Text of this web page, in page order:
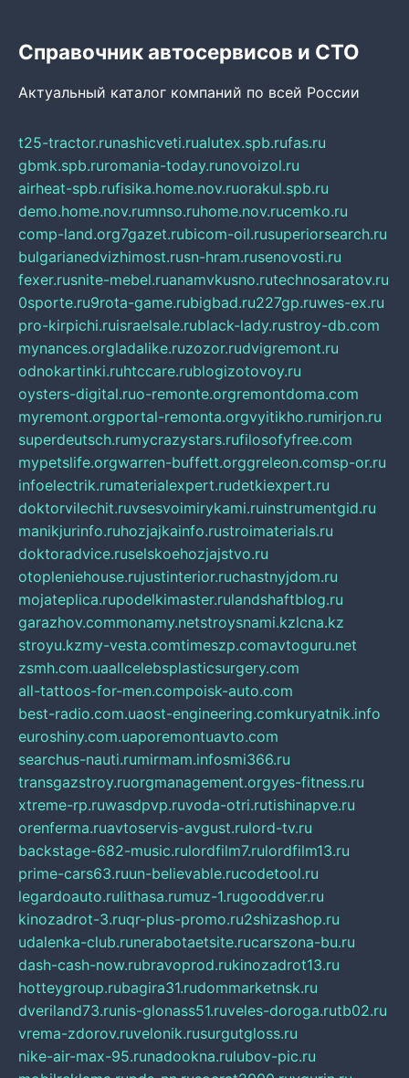
Справочник автосервисов и СТО
Актуальный каталог компаний по всей России
t25-tractor.runashicveti.rualutex.spb.rufas.ru
gbmk.spb.ruromania-today.runovoizol.ru
airheat-spb.rufisika.home.nov.ruorakul.spb.ru
demo.home.nov.rumnso.ruhome.nov.rucemko.ru
comp-land.org7gazet.rubicom-oil.rusuperiorsearch.ru
bulgarianedvizhimost.rusn-hram.rusenovosti.ru
fexer.rusnite-mebel.ruanamvkusno.rutechnosaratov.ru
0sporte.ru9rota-game.rubigbad.ru227gp.ruwes-ex.ru
pro-kirpichi.ruisraelsale.rublack-lady.rustroy-db.com
mynances.orgladalike.ruzozor.rudvigremont.ru
odnokartinki.ruhtccare.rublogizotovoy.ru
oysters-digital.ruo-remonte.orgremontdoma.com
myremont.orgportal-remonta.orgvyitikho.rumirjon.ru
superdeutsch.rumycrazystars.rufilosofyfree.com
mypetslife.orgwarren-buffett.orggreleon.comsp-or.ru
infoelectrik.rumaterialexpert.rudetkiexpert.ru
doktorvilechit.ruvsesvoimirykami.ruinstrumentgid.ru
manikjurinfo.ruhozjajkainfo.rustroimaterials.ru
doktoradvice.ruselskoehozjajstvo.ru
otopleniehouse.rujustinterior.ruchastnyjdom.ru
mojateplica.rupodelkimaster.rulandshaftblog.ru
garazhov.commonamy.netstroysnami.kzlcna.kz
stroyu.kzmy-vesta.comtimeszp.comavtoguru.net
zsmh.com.uaallcelebsplasticsurgery.com
all-tattoos-for-men.compoisk-auto.com
best-radio.com.uaost-engineering.comkuryatnik.info
euroshiny.com.uaporemontuavto.com
searchus-nauti.rumirmam.infosmi366.ru
transgazstroy.ruorgmanagement.orgyes-fitness.ru
xtreme-rp.ruwasdpvp.ruvoda-otri.rutishinapve.ru
orenferma.ruavtoservis-avgust.rulord-tv.ru
backstage-682-music.rulordfilm7.rulordfilm13.ru
prime-cars63.ruun-believable.rucodetool.ru
legardoauto.rulithasa.rumuz-1.rugooddver.ru
kinozadrot-3.ruqr-plus-promo.ru2shizashop.ru
udalenka-club.runerabotaetsite.rucarszona-bu.ru
dash-cash-now.rubravoprod.rukinozadrot13.ru
hotteygroup.rubagira31.rudommarketnsk.ru
dveriland73.runis-glonass51.ruveles-doroga.rutb02.ru
vrema-zdorov.ruvelonik.rusurgutgloss.ru
nike-air-max-95.runadookna.rulubov-pic.ru